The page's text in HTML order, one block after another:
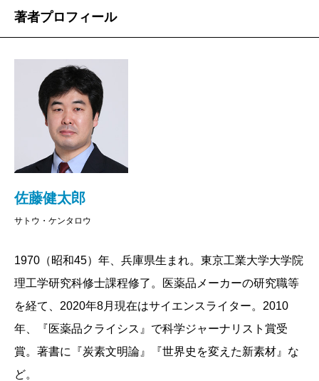
本書ではここから書き下ろすこととした。研究に
携わる人々の情熱、人間ドラマといったあまり一
般には語られない事柄も、できる限り盛り込ん
だ。
書き進めながら、基本的には単純な化合物に過ぎ
ない医薬が、いかに様々な側面を持った難しい製
品であるかということを再認識することとなっ
た。創薬は分子レベルから臨床試験まで細分化さ
俯瞰することさえ不可能になってしまっている。
あまりに複雑巨大化した現代の創薬は、医療の現
か。一冊を書き終えた今、医薬品業界の抱える問
題の深さを改めて思うようになっている。
（さとう・けんたろう サイエンスライター）
もちろん、創薬技術の変遷から薬の本質、薬が効く仕
烈な新薬開発の最前線で流される汗や涙、飛び交う大
金をめぐるドラマもたっぷり盛り込みました。一粒の
薬に、こんな物語が秘められていたとは、と驚くこと
しかりです。
古巣である医薬品の世界を内から外から書きつくし
となります。新進気鋭のサイエンスライターの自信作
2010/01/25
著者プロフィール
佐藤健太郎
サトウ・ケンタロウ
1970（昭和45）年、兵庫県生まれ。東京工業大学大学院
理工学研究科修士課程修了。医薬品メーカーの研究職等
を経て、2020年8月現在はサイエンスライター。2010
年、『医薬品クライシス』で科学ジャーナリスト賞受
賞。著書に『炭素文明論』『世界史を変えた新素材』な
ど。